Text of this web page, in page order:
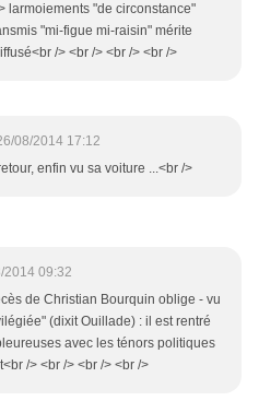
larmoiements "de circonstance"
"mi-figue mi-raisin" mérite
/> <br /> <br /> <br />
08/2014 17:12
enfin vu sa voiture ...<br />
2014 09:32
de Christian Bourquin oblige - vu
(dixit Ouillade) : il est rentré
avec les ténors politiques
/> <br /> <br /> <br />